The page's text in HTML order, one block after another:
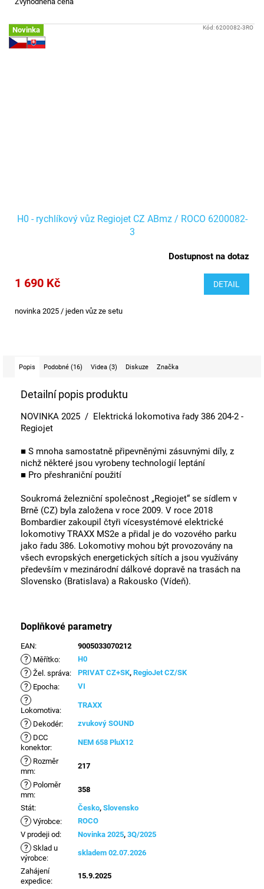
Novinka
H0 - rychlíkový vůz Regiojet CZ ABmz / ROCO 6200082-
3
Dostupnost na dotaz
1 690 Kč DETAIL
novinka 2025 / jeden vůz ze setu
Kód:6200082-3RO
Popis Podobné (16) Videa (3) Diskuze Značka
Detailní popis produktu
NOVINKA 2025 / Elektrická lokomotiva řady 386 204-2 -
Regiojet
■ S mnoha samostatně připevněnými zásuvnými díly, z
nichž některé jsou vyrobeny technologií leptání
■ Pro přeshraniční použití
Soukromá železniční společnost „Regiojet“ se sídlem v
Brně (CZ) byla založena v roce 2009. V roce 2018
Bombardier zakoupil čtyři vícesystémové elektrické
lokomotivy TRAXX MS2e a přidal je do vozového parku
jako řadu 386. Lokomotivy mohou být provozovány na
všech evropských energetických sítích a jsou využívány
především v mezinárodní dálkové dopravě na trasách na
Slovensko (Bratislava) a Rakousko (Vídeň).
Doplňkové parametry
EAN: 9005033070212
? Měřítko: H0
? Žel. správa: PRIVAT CZ+SK, RegioJet CZ/SK
? Epocha: VI
?
Lokomotiva:
TRAXX
? Dekodér: zvukový SOUND
?
DCC
konektor:
NEM 658 PluX12
?
Rozměr
mm:
217
?
Poloměr
mm:
358
Stát: Česko, Slovensko
? Výrobce:
ROCO
V prodeji od: Novinka 2025, 3Q/2025
? Sklad u
výrobce:
skladem 02.07.2026
Zahájení
expedice:
15.9.2025